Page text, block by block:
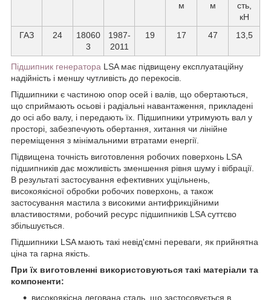
м
м
сть,
кН
ГАЗ
24
18060
3
1987-
2011
19 17 47 13,5
Підшипник генератора LSA має підвищену експлуатаційну
надійність і меншу чутливість до перекосів.
Підшипники є частиною опор осей і валів, що обертаються,
що сприймають осьові і радіальні навантаження, прикладені
до осі або валу, і передають їх. Підшипники утримують вал у
просторі, забезпечують обертання, хитання чи лінійне
переміщення з мінімальними втратами енергії.
Підвищена точність виготовлення робочих поверхонь LSA
підшипників дає можливість зменшення рівня шуму і вібрації.
В результаті застосування ефективних ущільнень,
високоякісної обробки робочих поверхонь, а також
застосування мастила з високими антифрикційними
властивостями, робочий ресурс підшипників LSA суттєво
збільшується.
Підшипники LSA мають такі невід'ємні переваги, як прийнятна
ціна та гарна якість.
При їх виготовленні використовуються такі матеріали та
компоненти:
високоякісна легована сталь, що застосовується в